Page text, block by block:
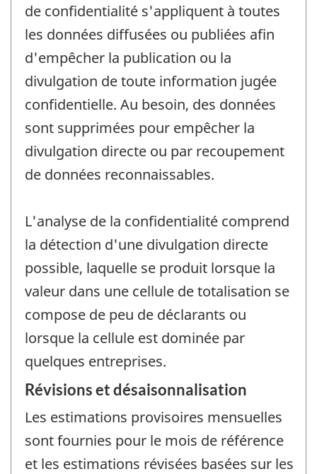
de confidentialité s'appliquent à toutes
les données diffusées ou publiées afin
d'empêcher la publication ou la
divulgation de toute information jugée
confidentielle. Au besoin, des données
sont supprimées pour empêcher la
divulgation directe ou par recoupement
de données reconnaissables.
L'analyse de la confidentialité comprend
la détection d'une divulgation directe
possible, laquelle se produit lorsque la
valeur dans une cellule de totalisation se
compose de peu de déclarants ou
lorsque la cellule est dominée par
quelques entreprises.
Révisions et désaisonnalisation
Les estimations provisoires mensuelles
sont fournies pour le mois de référence
et les estimations révisées basées sur les